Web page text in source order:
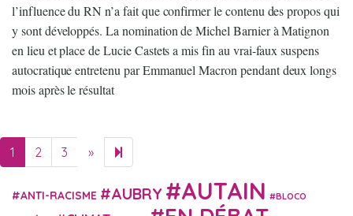
l’influence du RN n’a fait que confirmer le contenu des propos qui
y sont développés. La nomination de Michel Barnier à Matignon
en lieu et place de Lucie Castets a mis fin au vrai-faux suspens
autocratique entretenu par Emmanuel Macron pendant deux longs
mois après le résultat
1 2 3 » Next page
ANTI-RACISME AUBRY AUTAIN BLOCO